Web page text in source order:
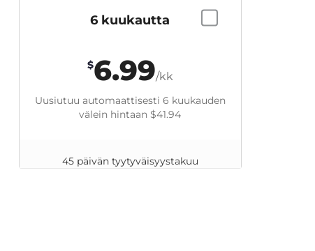
6 kuukautta
$6.99/kk
Uusiutuu automaattisesti 6 kuukauden
välein hintaan $41.94
45 päivän tyytyväisyystakuu